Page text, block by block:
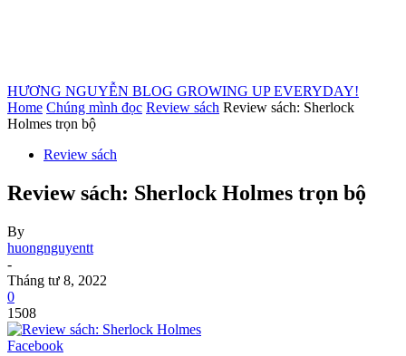
HƯƠNG NGUYỄN BLOG GROWING UP EVERYDAY!
Home Chúng mình đọc Review sách Review sách: Sherlock
Holmes trọn bộ
Review sách
Review sách: Sherlock Holmes trọn bộ
By
huongnguyentt
-
Tháng tư 8, 2022
0
1508
Facebook